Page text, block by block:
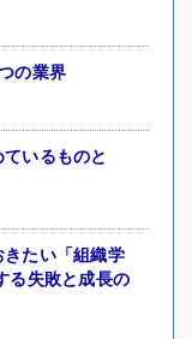
の業界
いるものと
たい「組織学
る失敗と成長の